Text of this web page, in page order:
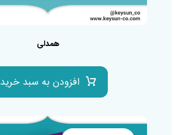
همدلی
افزودن به سبد خرید